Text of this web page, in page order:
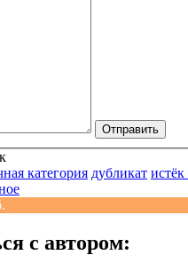
Отправить
категория дубликат истёк
с автором: